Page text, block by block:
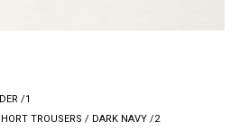
/1
TROUSERS / DARK NAVY /2